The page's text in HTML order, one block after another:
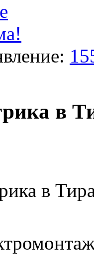
в
в